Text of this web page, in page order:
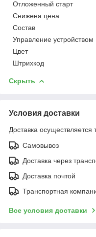
Отложенный старт
Снижена цена
Состав
Управление устройством
Цвет
Штрихкод
Скрыть
Условия доставки
Доставка осуществляется
Самовывоз
Доставка через
Доставка почтой
Транспортная
Все условия доставки